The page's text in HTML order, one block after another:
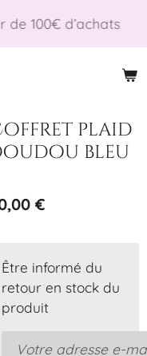
100€ d’achats
plaid
bleu
€
Être informé du
retour en stock du
produit